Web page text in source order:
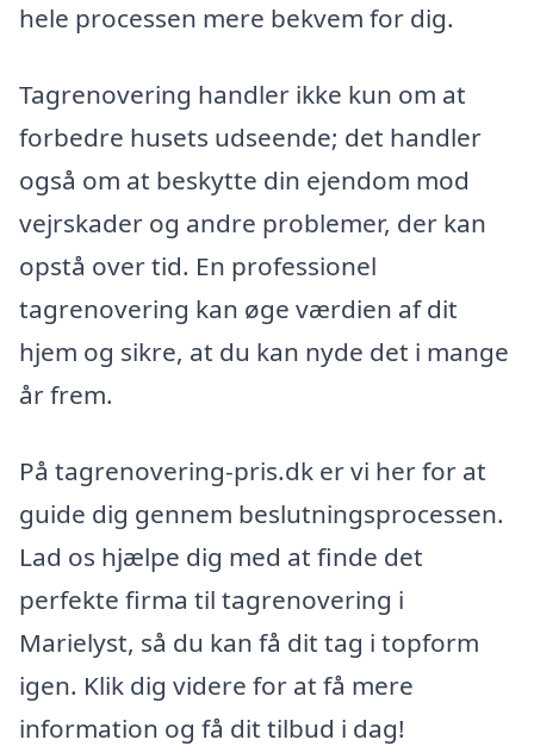
hele processen mere bekvem for dig.
Tagrenovering handler ikke kun om at
forbedre husets udseende; det handler
også om at beskytte din ejendom mod
vejrskader og andre problemer, der kan
opstå over tid. En professionel
tagrenovering kan øge værdien af dit
hjem og sikre, at du kan nyde det i mange
år frem.
På tagrenovering-pris.dk er vi her for at
guide dig gennem beslutningsprocessen.
Lad os hjælpe dig med at finde det
perfekte firma til tagrenovering i
Marielyst, så du kan få dit tag i topform
igen. Klik dig videre for at få mere
information og få dit tilbud i dag!